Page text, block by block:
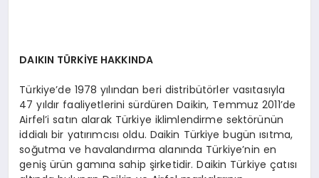
DAIKIN TÜRKİYE HAKKINDA
Türkiye’de 1978 yılından beri distribütörler vasıtasıyla
47 yıldır faaliyetlerini sürdüren Daikin, Temmuz 2011’de
Airfel’i satın alarak Türkiye iklimlendirme sektörünün
iddialı bir yatırımcısı oldu. Daikin Türkiye bugün ısıtma,
soğutma ve havalandırma alanında Türkiye’nin en
geniş ürün gamına sahip şirketidir. Daikin Türkiye çatısı